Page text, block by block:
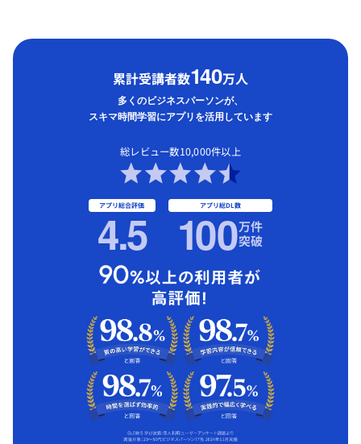
累計受講者数140万人
多くのビジネスパーソンが、
スキマ時間学習にアプリを活用しています
総レビュー数10,000件以上
アプリ総合評価
4.5 アプリ総DL数
100万件
突破